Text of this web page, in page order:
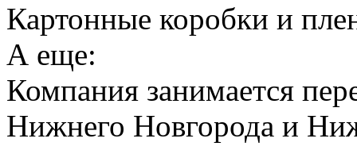
Картонные коробки и
А еще:
Компания занимается
Нижнего Новгорода и